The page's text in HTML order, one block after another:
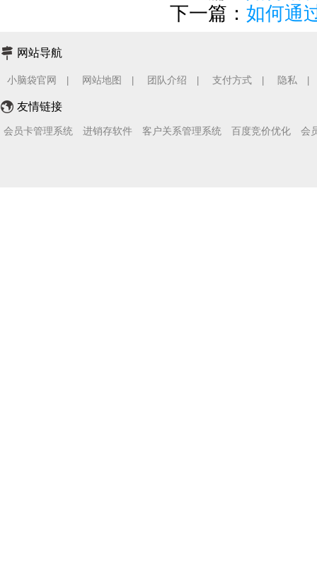
下一篇： 如何通
网站导航
小脑袋官网 网站地图 团队介绍 支付方式 隐私
友情链接
会员卡管理系统 进销存软件 客户关系管理系统 百度竞价优化 会